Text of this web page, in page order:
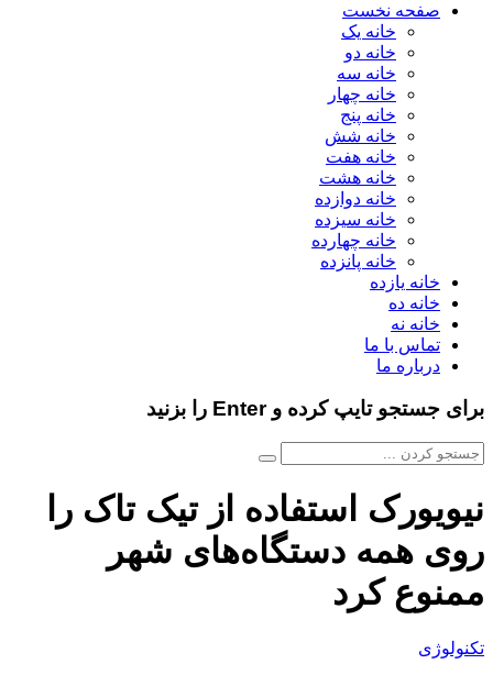
صفحه نخست
خانه یک
خانه دو
خانه سه
خانه چهار
خانه پنج
خانه شش
خانه هفت
خانه هشت
خانه دوازده
خانه سیزده
خانه چهارده
خانه پانزده
خانه یازده
خانه ده
خانه نه
تماس با ما
درباره ما
برای جستجو تایپ کرده و Enter را بزنید
نیویورک استفاده از تیک تاک را
روی همه دستگاه‌های شهر
ممنوع کرد
تکنولوژی